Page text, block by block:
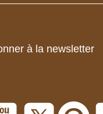
à la newsletter